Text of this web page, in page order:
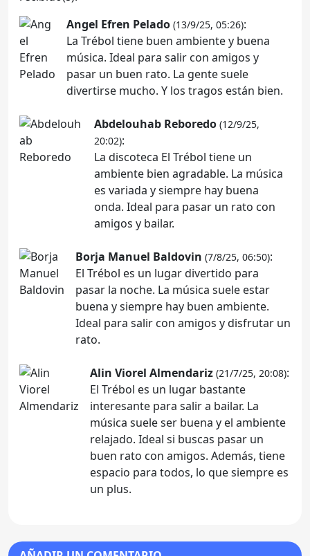
Angel Efren Pelado (13/9/25, 05:26):
La Trébol tiene buen ambiente y buena
música. Ideal para salir con amigos y
pasar un buen rato. La gente suele
divertirse mucho. Y los tragos están bien.
Abdelouhab Reboredo (12/9/25,
20:02):
La discoteca El Trébol tiene un
ambiente bien agradable. La música
es variada y siempre hay buena
onda. Ideal para pasar un rato con
amigos y bailar.
Borja Manuel Baldovin (7/8/25, 06:50):
El Trébol es un lugar divertido para
pasar la noche. La música suele estar
buena y siempre hay buen ambiente.
Ideal para salir con amigos y disfrutar un
rato.
Alin Viorel Almendariz (21/7/25, 20:08):
El Trébol es un lugar bastante
interesante para salir a bailar. La
música suele ser buena y el ambiente
relajado. Ideal si buscas pasar un
buen rato con amigos. Además, tiene
espacio para todos, lo que siempre es
un plus.